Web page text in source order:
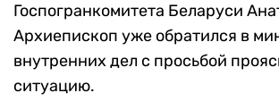
Госпогранкомитета Беларуси
Архиепископ уже обратился в
внутренних дел с просьбой
ситуацию.